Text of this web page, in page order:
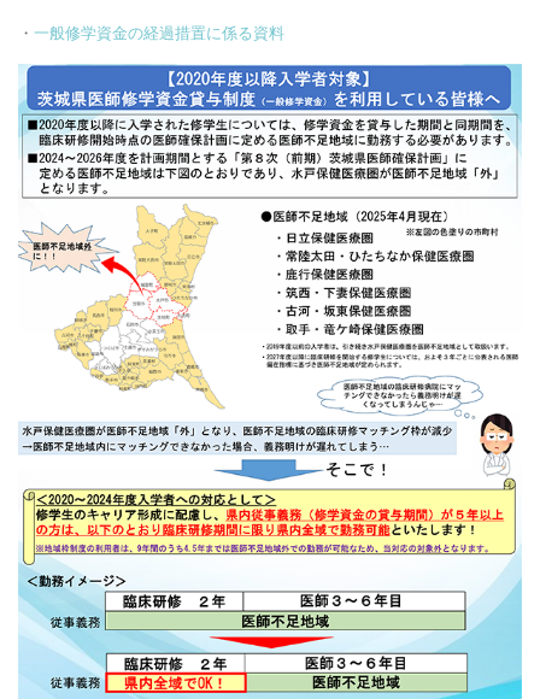
・ 一般修学資金の経過措置に係る資料